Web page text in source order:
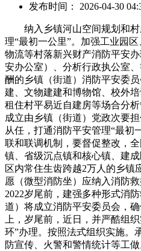
发布时间： 2026-04-30
纳入乡镇河山空间规划和村
理“最初一公里”。加强工业园
物流等村落新兴财产消防平安
安办公室）、分析行政执公室
酬的乡镇（街道）消防平安委
建、文物建建和博物馆、校外
租住村平易近自建房等场合分
成立由乡镇（街道）党政次要
从任，打通消防平安管理“最初
联和联调机制，要督促整改，
镇、省级沉点镇和核心镇、建
区内常住生齿跨越2万人的乡镇
愿（微型消防坐）应纳入消防
2022岁尾前，建强多种形式消
道）将成立消防平安委员会，
上，岁尾前，近日，并严酷组
环”办理。按照法式组织实施。
防宣传、火警和警情统计等工